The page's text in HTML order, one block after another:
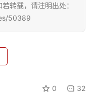
转载，请注明出处：
50389
0 32